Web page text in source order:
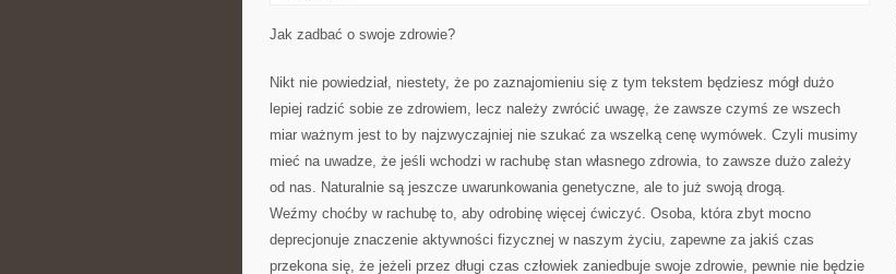
WŁASNE
ZDROWIE?
Jak zadbać o swoje zdrowie?
Nikt nie powiedział, niestety, że po zaznajomieniu się z tym tekstem będziesz mógł dużo
lepiej radzić sobie ze zdrowiem, lecz należy zwrócić uwagę, że zawsze czymś ze wszech
miar ważnym jest to by najzwyczajniej nie szukać za wszelką cenę wymówek. Czyli musimy
mieć na uwadze, że jeśli wchodzi w rachubę stan własnego zdrowia, to zawsze dużo zależy
od nas. Naturalnie są jeszcze uwarunkowania genetyczne, ale to już swoją drogą.
Weźmy choćby w rachubę to, aby odrobinę więcej ćwiczyć. Osoba, która zbyt mocno
deprecjonuje znaczenie aktywności fizycznej w naszym życiu, zapewne za jakiś czas
przekona się, że jeżeli przez długi czas człowiek zaniedbuje swoje zdrowie, pewnie nie będzie